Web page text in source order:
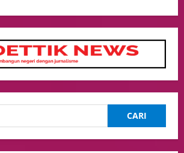
opini
Menteri BPLH Moh. Jumhur Hidayat
Adakan Pertemuan Dengan Delegasi 6
lembaga investor, Berorientasi Untuk
Meningkatkan SDM
Harus Berprestasi, Berkarakter, dan